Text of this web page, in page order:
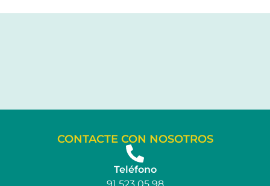
CONTACTE CON NOSOTROS
Teléfono